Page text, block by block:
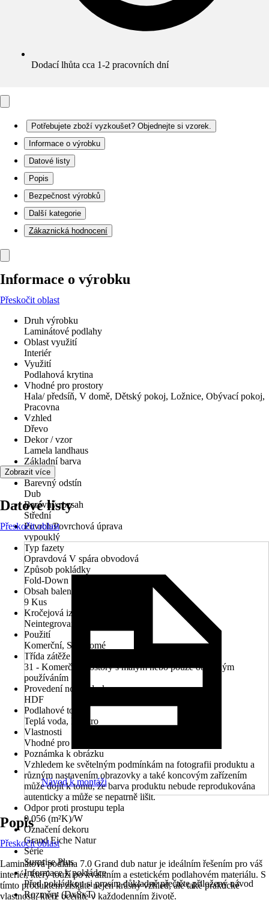
Dodací lhůta cca 1-2 pracovních dní
Potřebujete zboží vyzkoušet? Objednejte si vzorek.
Informace o výrobku
Datové listy
Popis
Bezpečnost výrobků
Další kategorie
Zákaznická hodnocení
Informace o výrobku
Přeskočit oblast
Druh výrobku
Laminátové podlahy
Oblast využití
Interiér
Využití
Podlahová krytina
Vhodné pro prostory
Hala/ předsíň, V domě, Dětský pokoj, Ložnice, Obývací pokoj,
Pracovna
Vzhled
Dřevo
Dekor / vzor
Lamela landhaus
Základní barva
Dřevo
Barevný odstín
Dub
Barevný rozsah
Střední
Povrch/Povrchová úprava
vypouklý
Typ fazety
Opravdová V spára obvodová
Způsob pokládky
Fold-Down
Obsah balení
9 Kus
Kročejová izolace
Neintegrované
Použití
Komerční, Soukromé
Třída zátěže
31 - Komerční prostory s malým nebo pouze občasným
používáním
Provedení nosné desky
HDF
Podlahové topení
Teplá voda, Elektro
Vlastnosti
Vhodné pro podlahové vytápění
Poznámka k obrázku
Vzhledem ke světelným podmínkám na fotografii produktu a
různým nastavením obrazovky a také koncovým zařízením
může dojít k tomu, že barva produktu nebude reprodukována
autenticky a může se nepatrně lišit.
Odpor proti prostupu tepla
0,056 (m²K)/W
Označení dekoru
Grand Eiche Natur
Série
Surprise Plus
Informace k pokládce
Před pokládkou si prosím důkladně přečtěte přiložený návod
Rozměry (DxŠxT)
Zobrazit více
Datové listy
Přeskočit oblast
Návod k montáži
Popis
Přeskočit oblast
Laminátová podlaha 7.0 Grand dub natur je ideálním řešením pro váš
interiér, který touží po kvalitním a estetickém podlahovém materiálu. S
tímto produktem získáte nejen krásný vzhled, ale také praktické
vlastnosti, které oceníte v každodenním životě.